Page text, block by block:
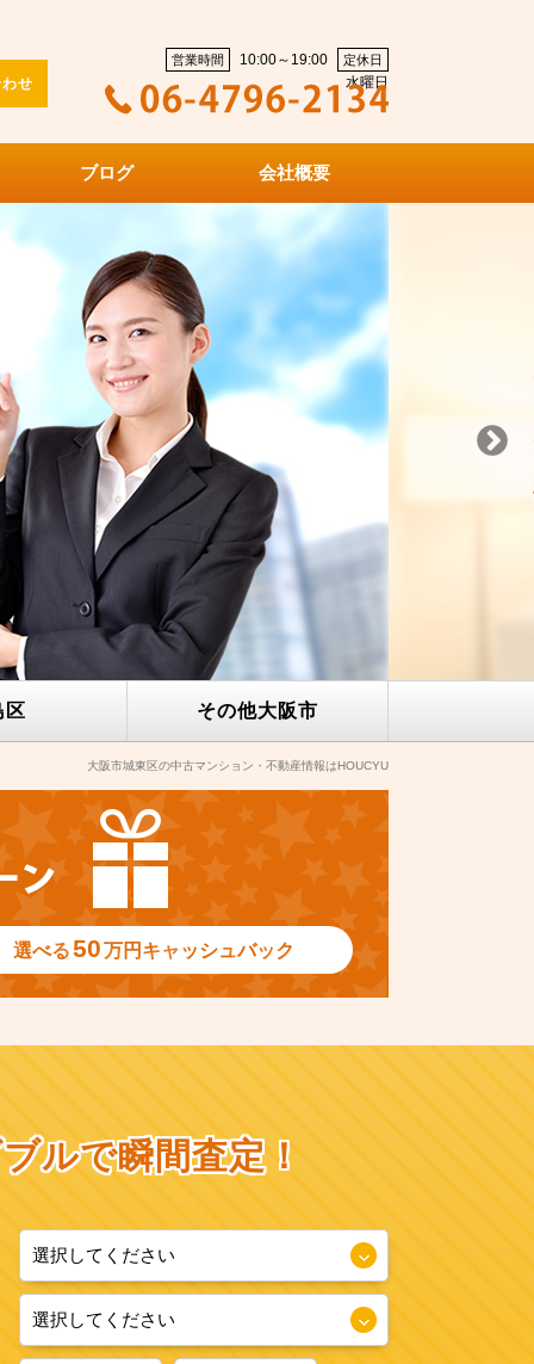
せ
営業時間 10:00～19:00 定休日
水曜日
ブログ 会社概要
区 その他大阪市
大阪市城東区の中古マンション・不動産情報はHOUCYU
選べる50万円 キャッシュバック
ルで瞬間査定！